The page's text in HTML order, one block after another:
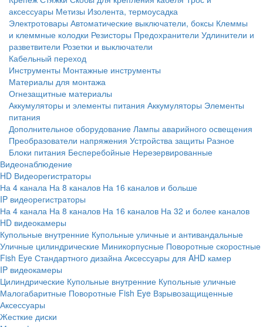
аксессуары Метизы Изолента, термоусадка
Электротовары Автоматические выключатели, боксы Клеммы
и клеммные колодки Резисторы Предохранители Удлинители и
разветвители Розетки и выключатели
Кабельный переход
Инструменты Монтажные инструменты
Материалы для монтажа
Огнезащитные материалы
Аккумуляторы и элементы питания Аккумуляторы Элементы
питания
Дополнительное оборудование Лампы аварийного освещения
Преобразователи напряжения Устройства защиты Разное
Блоки питания Бесперебойные Нерезервированные
Видеонаблюдение
HD Видеорегистраторы
На 4 канала На 8 каналов На 16 каналов и больше
IP видеорегистраторы
На 4 канала На 8 каналов На 16 каналов На 32 и более каналов
HD видеокамеры
Купольные внутренние Купольные уличные и антивандальные
Уличные цилиндрические Миникорпусные Поворотные скоростные
Fish Eye Стандартного дизайна Аксессуары для AHD камер
IP видеокамеры
Цилиндрические Купольные внутренние Купольные уличные
Малогабаритные Поворотные Fish Eye Взрывозащищенные
Аксессуары
Жесткие диски